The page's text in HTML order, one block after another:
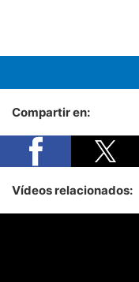
Compartir en:
Vídeos relacionados: